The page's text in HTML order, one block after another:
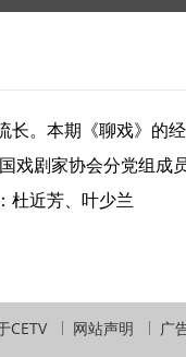
长。本期《聊戏》的
戏剧家协会分党组
杜近芳、叶少兰
CETV 网站声明 广